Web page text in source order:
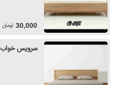
30,000 تومان
سرویس خواب